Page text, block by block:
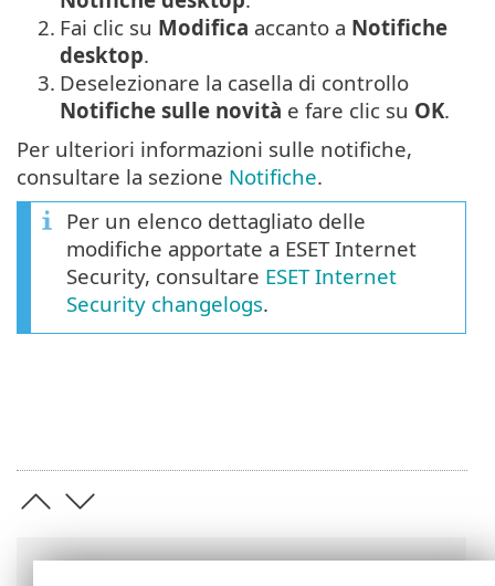
2. Fai clic su Modifica accanto a Notifiche
desktop.
3. Deselezionare la casella di controllo
Notifiche sulle novità e fare clic su OK.
Per ulteriori informazioni sulle notifiche,
consultare la sezione Notifiche.
Per un elenco dettagliato delle
modifiche apportate a ESET Internet
Security, consultare ESET Internet
Security changelogs.